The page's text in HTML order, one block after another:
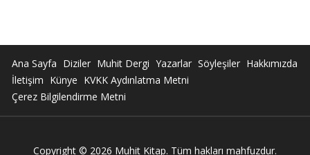
Ana Sayfa Diziler Muhit Dergi Yazarlar Söyleşiler Hakkımızda
İletişim Künye KVKK Aydınlatma Metni
Çerez Bilgilendirme Metni
Copyright © 2026 Muhit Kitap. Tüm hakları mahfuzdur.